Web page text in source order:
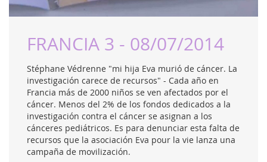
FRANCIA 3 - 08/07/2014
Stéphane Védrenne "mi hija Eva murió de cáncer. La
investigación carece de recursos" - Cada año en
Francia más de 2000 niños se ven afectados por el
cáncer. Menos del 2% de los fondos dedicados a la
investigación contra el cáncer se asignan a los
cánceres pediátricos. Es para denunciar esta falta de
recursos que la asociación Eva pour la vie lanza una
campaña de movilización.